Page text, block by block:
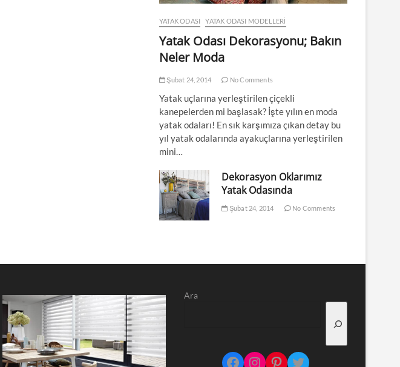
YATAK ODASI YATAK ODASI MODELLERI
Yatak Odası Dekorasyonu; Bakın
Neler Moda
Şubat 24, 2014 No Comments
Yatak uçlarına yerleştirilen çiçekli
kanepelerden mi başlasak? İşte yılın en moda
yatak odaları! En sık karşımıza çıkan detay bu
yıl yatak odalarında ayakuçlarına yerleştirilen
mini…
Dekorasyon Oklarımız
Yatak Odasında
Şubat 24, 2014 No Comments
Ara
Facebook
Instagram
Pinterest
Twitter